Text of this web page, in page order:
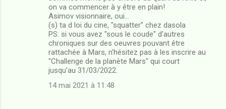
on va commencer à y être en plain!
Asimov visionnaire, oui...
(s) ta d loi du cine, "squatter" chez dasola
PS: si vous avez "sous le coude" d'autres
chroniques sur des oeuvres pouvant être
rattachée à Mars, n'hésitez pas à les inscrire au
"Challenge de la planète Mars" qui court
jusqu'au 31/03/2022.
14 mai 2021 à 11:48